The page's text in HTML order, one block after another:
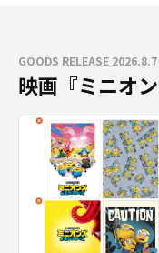
GOODS RELEASE
映画『ミニオ